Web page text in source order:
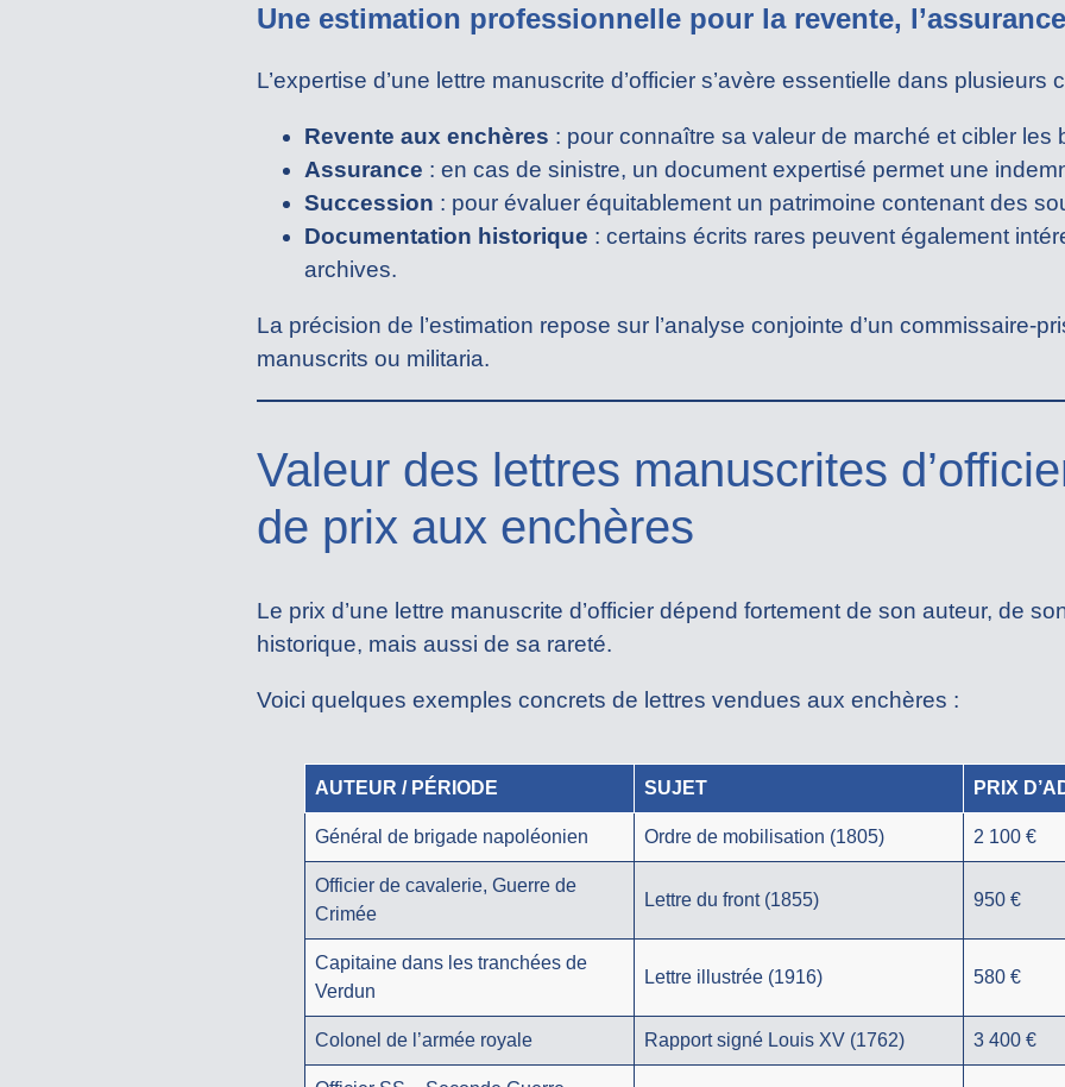
Une estimation professionnelle pour la revente,
L’expertise d’une lettre manuscrite d’officier s’avère essentielle dans plusieurs
Revente aux enchères : pour connaître sa valeur de marché et cibler les
Assurance : en cas de sinistre, un document expertisé permet une
Succession : pour évaluer équitablement un patrimoine contenant des
Documentation historique : certains écrits rares peuvent également
archives.
La précision de l’estimation repose sur l’analyse conjointe d’un commissaire-
manuscrits ou militaria.
Valeur des lettres manuscrites
de prix aux enchères
Le prix d’une lettre manuscrite d’officier dépend fortement de son auteur, de
historique, mais aussi de sa rareté.
Voici quelques exemples concrets de lettres vendues aux enchères :
AUTEUR / PÉRIODE SUJET PRIX
Général de brigade napoléonien Ordre de mobilisation (1805) 2 100 €
Officier de cavalerie, Guerre de
Crimée
Lettre du front (1855) 950 €
Capitaine dans les tranchées de
Verdun
Lettre illustrée (1916) 580 €
Colonel de l’armée royale Rapport signé Louis XV (1762) 3 400 €